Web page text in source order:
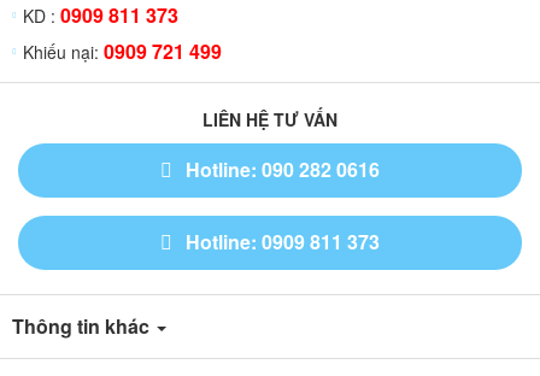
KD : 0909 811 373
Khiếu nại: 0909 721 499
LIÊN HỆ TƯ VẤN
Hotline: 090 282 0616
Hotline: 0909 811 373
Thông tin khác